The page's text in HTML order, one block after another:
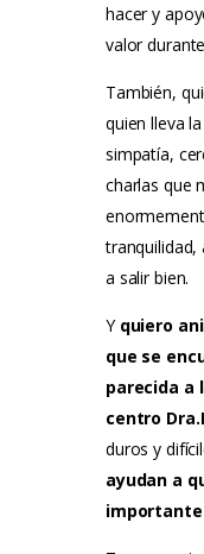
hacer y
valor
También,
quien lleva
simpatía,
charlas que
tranquilidad,
a salir bien.
Y quiero
que se
parecida a
centro
duros y
ayudan a
importante